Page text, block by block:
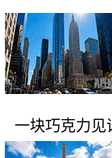
一块巧克力见